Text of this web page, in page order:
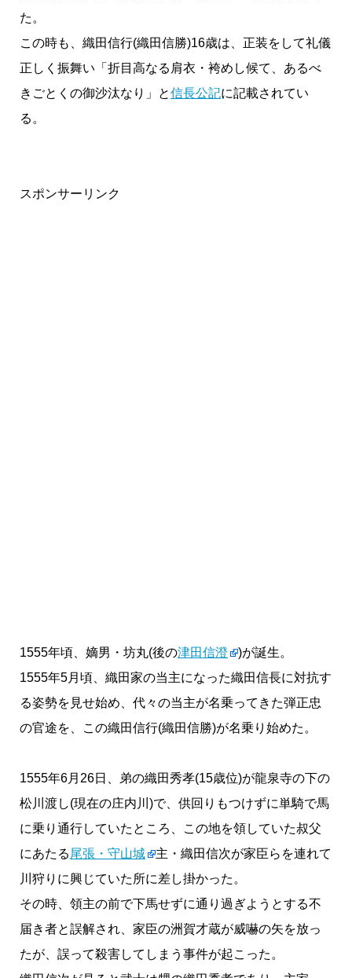
た。
この時も、織田信行(織田信勝)16歳は、正装をして礼儀
正しく振舞い「折目高なる肩衣・袴めし候て、あるべ
きごとくの御沙汰なり」と信長公記に記載されてい
る。
スポンサーリンク
1555年頃、嫡男・坊丸(後の津田信澄
)が誕生。
1555年5月頃、織田家の当主になった織田信長に対抗す
る姿勢を見せ始め、代々の当主が名乗ってきた弾正忠
の官途を、この織田信行(織田信勝)が名乗り始めた。
1555年6月26日、弟の織田秀孝(15歳位)が龍泉寺の下の
松川渡し(現在の庄内川)で、供回りもつけずに単騎で馬
に乗り通行していたところ、この地を領していた叔父
にあたる 尾張・守山城
主・織田信次が家臣らを連れて
川狩りに興じていた所に差し掛かった。
その時、領主の前で下馬せずに通り過ぎようとする不
届き者と誤解され、家臣の洲賀才蔵が威嚇の矢を放っ
たが、誤って殺害してしまう事件が起こった。